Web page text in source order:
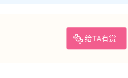
给TA有赏